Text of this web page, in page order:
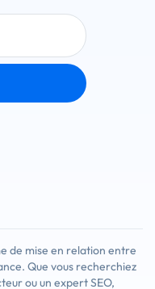
de mise en relation entre
Que vous recherchiez
ou un expert SEO,